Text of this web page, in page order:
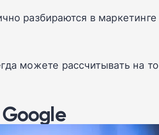
разбираются в
можете рассчитывать на